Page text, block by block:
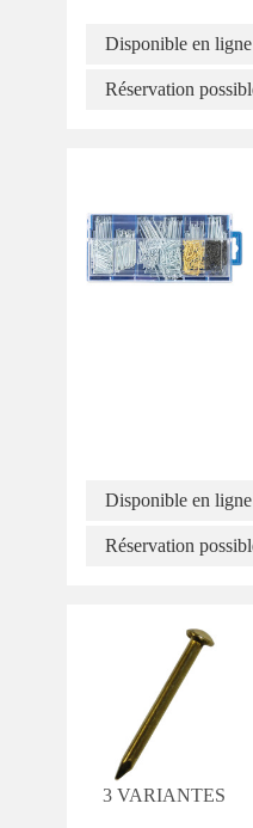
Disponible en ligne
Réservation
Disponible en ligne
Réservation
3 VARIANTES